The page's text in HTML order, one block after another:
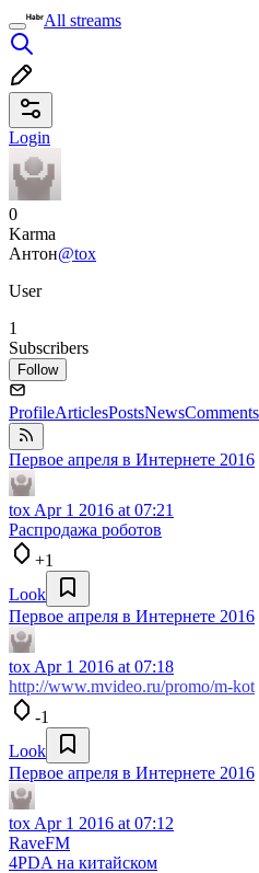
All streams
Login
0
Karma
Антон@tox
User
1
Subscribers
Follow
ProfileArticlesPostsNewsComments
Первое апреля в Интернете 2016
tox Apr 1 2016 at 07:21
Распродажа роботов
+1
Look
Первое апреля в Интернете 2016
tox Apr 1 2016 at 07:18
http://www.mvideo.ru/promo/m-kot
-1
Look
Первое апреля в Интернете 2016
tox Apr 1 2016 at 07:12
RaveFM
4PDA на китайском